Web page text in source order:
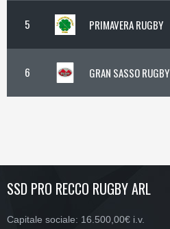
5 PRIMAVERA RUGBY
6 GRAN SASSO RUGBY
SSD PRO RECCO RUGBY ARL
Capitale sociale: 16.500,00€ i.v.